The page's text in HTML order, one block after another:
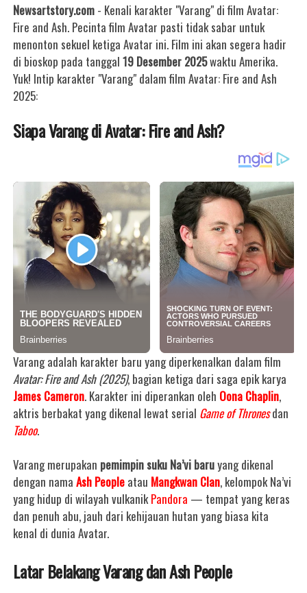
Newsartstory.com - Kenali karakter "Varang" di film Avatar:
Fire and Ash. Pecinta film Avatar pasti tidak sabar untuk
menonton sekuel ketiga Avatar ini. Film ini akan segera hadir
di bioskop pada tanggal19 Desember 2025waktu Amerika.
Yuk! Intip karakter "Varang" dalam film Avatar: Fire and Ash
2025:
Siapa Varang di Avatar: Fire and Ash?
Varang adalah karakter baru yang diperkenalkan dalam film
Avatar: Fire and Ash (2025), bagian ketiga dari saga epik karya
James Cameron. Karakter ini diperankan oleh Oona Chaplin,
aktris berbakat yang dikenal lewat serial Game of Thronesdan
Taboo.
Varang merupakan pemimpin suku Na’vi baruyang dikenal
dengan namaAsh People atau Mangkwan Clan, kelompok Na’vi
yang hidup di wilayah vulkanikPandora — tempat yang keras
dan penuh abu, jauh dari kehijauan hutan yang biasa kita
kenal di dunia Avatar.
Latar Belakang Varang dan Ash People